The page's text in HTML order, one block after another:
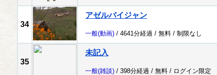
34
アゼルバイジャン
一般(動画) / 4641分経過 / 無料 / 制限なし
35
未記入
一般(雑談) / 398分経過 / 無料 / ログイン限定